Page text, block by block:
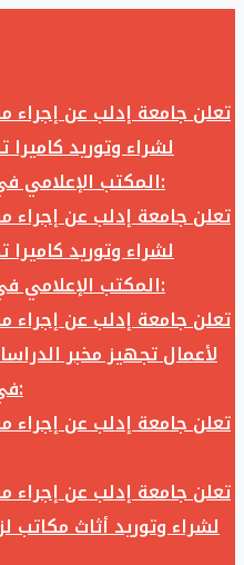
تعلن جامعة إدلب عن إجراء
لشراء وتوريد
المكتب الإعلامي في جامعة إدلب وفق الآتي:
تعلن جامعة إدلب عن إجراء
لشراء وتوريد
المكتب الإعلامي في جامعة إدلب وفق الآتي:
تعلن جامعة إدلب عن إجراء
لأعمال تجهيز مخبر
في جامعة ادلب وفق الآتي:
تعلن جامعة إدلب عن إجراء
تعلن جامعة إدلب عن إجراء
لشراء وتوريد أثاث مكاتب